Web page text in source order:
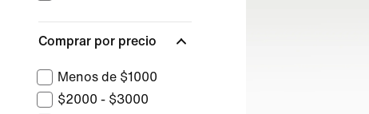
Comprar por precio
Menos de $1000
$2000 - $3000